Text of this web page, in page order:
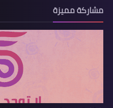
مشاركة مميزة